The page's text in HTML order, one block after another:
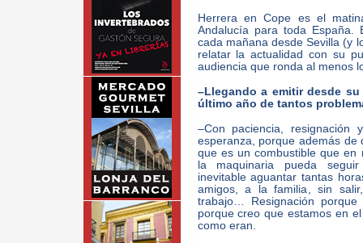
Herrera en Cope es el
Andalucía para toda España.
cada mañana desde Sevilla (y
relatar la actualidad con su
audiencia que ronda al menos
–Llegando a emitir desde
último año de tantos
–Con paciencia,
esperanza, porque además
que es un combustible que en
la maquinaria pueda
inevitable aguantar tantas
amigos, a la familia, sin
trabajo… Resignación
porque creo que estamos en
como eran.